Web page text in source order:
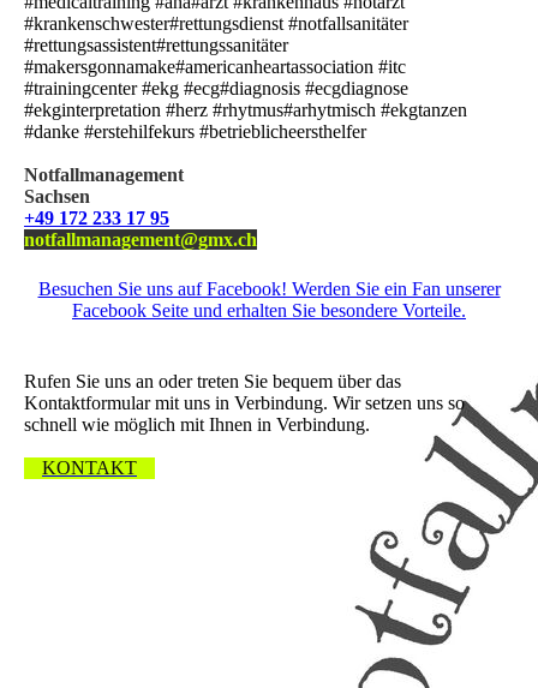
#krankenschwester#rettungsdienst #notfallsanitäter
#rettungsassistent#rettungssanitäter
#makersgonnamake#americanheartassociation #itc
#trainingcenter #ekg #ecg#diagnosis #ecgdiagnose
#ekginterpretation #herz #rhytmus#arhytmisch #ekgtanzen
#danke #erstehilfekurs #betrieblicheersthelfer
Notfallmanagement
Sachsen
+49 172 233 17 95
notfallmanagement@gmx.ch
Besuchen Sie uns auf Facebook! Werden Sie ein Fan unserer
Facebook Seite und erhalten Sie besondere Vorteile.
Rufen Sie uns an oder treten Sie bequem über das
Kontaktformular mit uns in Verbindung. Wir setzen uns so
schnell wie möglich mit Ihnen in Verbindung.
KONTAKT